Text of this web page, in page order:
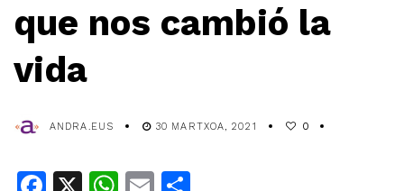
que nos cambió la
vida
ANDRA.EUS 30 MARTXOA, 2021 0